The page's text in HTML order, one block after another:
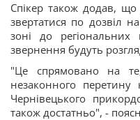
Спікер також додав,
звертатися по дозвіл
зоні до регіональних
звернення будуть
"Це спрямовано на
незаконного перетину
Чернівецького
також достатньо", -